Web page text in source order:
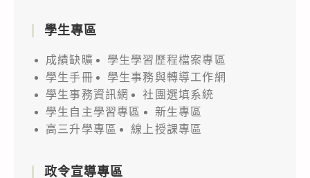
學生專區
成績缺曠
學生學習歷程檔案專區
學生手冊
學生事務與轉導工作網
學生事務資訊網
社團選填系統
學生自主學習專區
新生專區
高三升學專區
線上授課專區
政令宣導專區